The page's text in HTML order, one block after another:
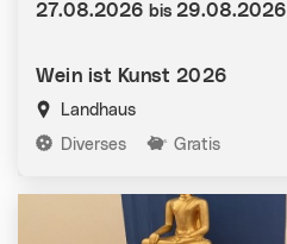
Wein ist Kunst 2026
Landhaus
Kategorien:
Diverses Gratis
Datum:
27.08.2026 bis 29.08.2026